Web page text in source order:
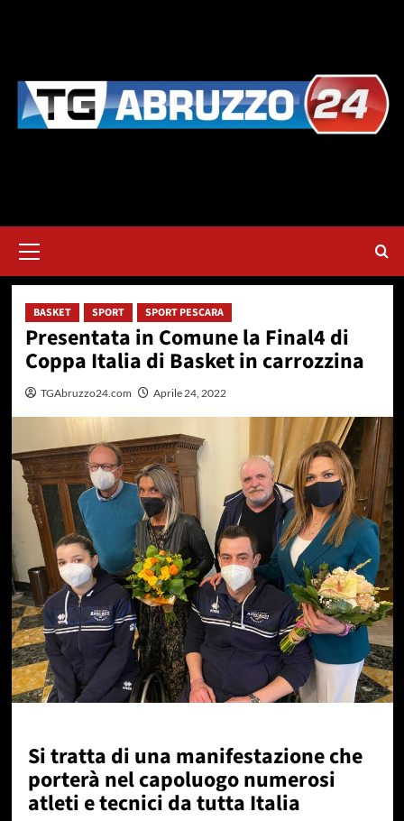
principale
BASKET SPORT SPORT PESCARA
Presentata in Comune la Final4 di
Coppa Italia di Basket in carrozzina
TGAbruzzo24.com Aprile 24, 2022
Si tratta di una manifestazione che
porterà nel capoluogo numerosi
atleti e tecnici da tutta Italia